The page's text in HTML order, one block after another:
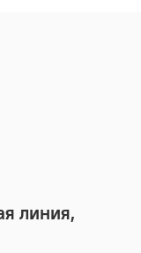
линия,